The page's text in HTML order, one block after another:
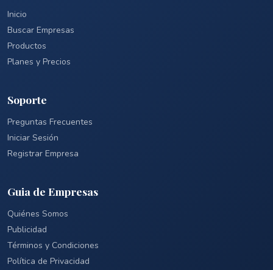
Inicio
Buscar Empresas
Productos
Planes y Precios
Soporte
Preguntas Frecuentes
Iniciar Sesión
Registrar Empresa
Guia de Empresas
Quiénes Somos
Publicidad
Términos y Condiciones
Política de Privacidad